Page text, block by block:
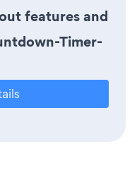
features and
Timer-